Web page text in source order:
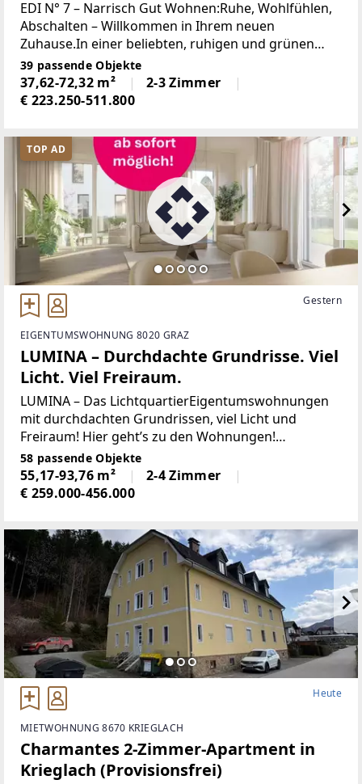
EDI N° 7 – Narrisch Gut Wohnen:Ruhe, Wohlfühlen,
Abschalten – Willkommen in Ihrem neuen
Zuhause.In einer beliebten, ruhigen und grünen
Wohngegend erwartet Sie eine dreigeschossige
Wohnanlage mit Eigentumswohnungen, die Sie
ankommen lassen
39 passende Objekte
37,62-72,32 m²
2-3 Zimmer
€ 223.250-511.800
TOP AD
Gestern
EIGENTUMSWOHNUNG 8020 GRAZ
LUMINA – Durchdachte Grundrisse. Viel
Licht. Viel Freiraum.
LUMINA – Das LichtquartierEigentumswohnungen
mit durchdachten Grundrissen, viel Licht und
Freiraum! Hier geht’s zu den Wohnungen!
[https://app.visionside.at/lumina/?
a=2262655748570] Mit LUMINA – Das Lichtquartier
58 passende Objekte
55,17-93,76 m²
2-4 Zimmer
€ 259.000-456.000
Heute
MIETWOHNUNG 8670 KRIEGLACH
Charmantes 2-Zimmer-Apartment in
Krieglach (Provisionsfrei)